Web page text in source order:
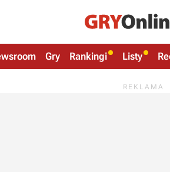
Gry Rankingi Listy